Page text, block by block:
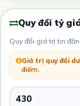
Quy đổi tỷ
Quy đổi giá trị tin
Giá trị quy đổi
điểm.